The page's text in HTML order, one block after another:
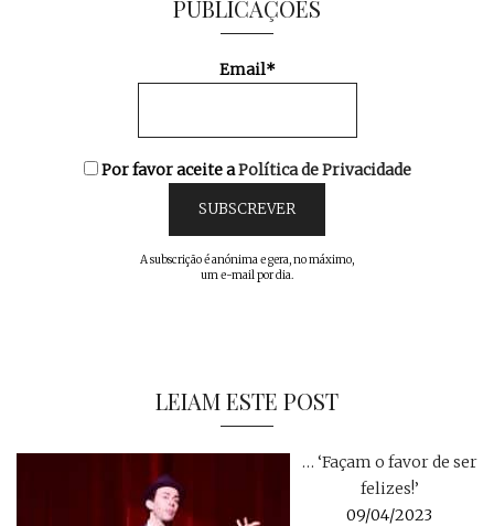
PUBLICAÇÕES
Email*
Por favor aceite aPolítica de Privacidade
A subscrição é anónima e gera, no máximo,
um e-mail por dia.
LEIAM ESTE POST
… ‘Façam o favor de ser
felizes!’
09/04/2023